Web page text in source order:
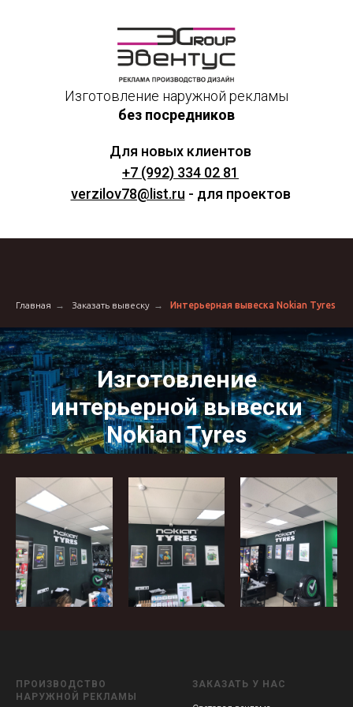
Изготовление наружной рекламы
без посредников
Для новых клиентов
+7 (992) 334 02 81
verzilov78@list.ru - для проектов
Главная → Заказать вывеску → Интерьерная вывеска Nokian Tyres
Изготовление
интерьерной вывески
Nokian Tyres
Проектирование, производство и монтаж
ПРОИЗВОДСТВО
НАРУЖНОЙ РЕКЛАМЫ
ЗАКАЗАТЬ У НАС